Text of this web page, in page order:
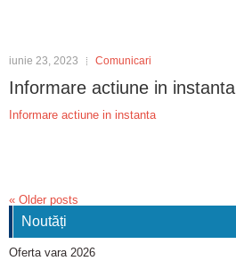
iunie 23, 2023 Comunicari
Informare actiune in instanta
Informare actiune in instanta
« Older posts
Noutăți
Oferta vara 2026